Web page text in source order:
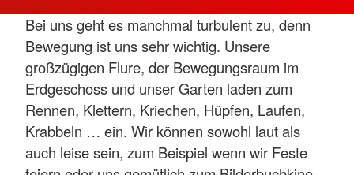
Bei uns geht es manchmal turbulent zu, denn
Bewegung ist uns sehr wichtig. Unsere
großzügigen Flure, der Bewegungsraum im
Erdgeschoss und unser Garten laden zum
Rennen, Klettern, Kriechen, Hüpfen, Laufen,
Krabbeln … ein. Wir können sowohl laut als
auch leise sein, zum Beispiel wenn wir Feste